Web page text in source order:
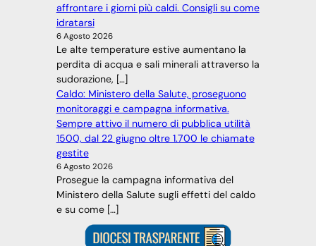
affrontare i giorni più caldi. Consigli su come
idratarsi
6 Agosto 2026
Le alte temperature estive aumentano la
perdita di acqua e sali minerali attraverso la
sudorazione, […]
Caldo: Ministero della Salute, proseguono
monitoraggi e campagna informativa.
Sempre attivo il numero di pubblica utilità
1500, dal 22 giugno oltre 1.700 le chiamate
gestite
6 Agosto 2026
Prosegue la campagna informativa del
Ministero della Salute sugli effetti del caldo
e su come […]